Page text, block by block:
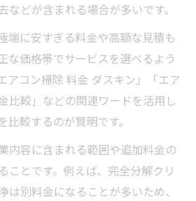
などが含まれる場合が多いです。
端に安すぎる料金や高額な見積も
な価格帯でサービスを選べるよう
アコン掃除 料金 ダスキン」「エア
比較」などの関連ワードを活用し
較するのが賢明です。
内容に含まれる範囲や追加料金の
ことです。例えば、完全分解クリ
は別料金になることが多いため、